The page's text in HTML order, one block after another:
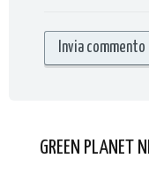
GREEN PLANET